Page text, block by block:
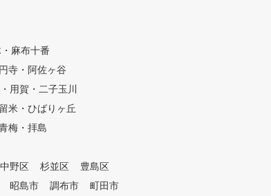
、専用トイレや洗面台、お着
えルームも完備。おしぼりの
供やフリードリンクもありま
レッスンを受けながら
自分のゴルフを客観的に捉える
なアプローチの練習”でスコア
ーションの相乗効果を体感 イ
ンストラクターにスイングを教
りながら、弾道を正確に測定
麻布十番
寺・阿佐ヶ谷
用賀・二子玉川
米・ひばりヶ丘
梅・拝島
中野区 杉並区
豊島区
昭島市 調布市
町田市